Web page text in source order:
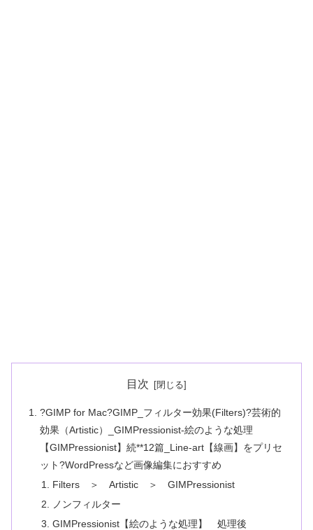
目次
?GIMP for Mac?GIMP_フィルター効果(Filters)?芸術的
効果（Artistic）_GIMPressionist-絵のような処理
【GIMPressionist】続**12篇_Line-art【線画】をプリセ
ット?WordPressなど画像編集におすすめ
Filters ＞ Artistic ＞ GIMPressionist
ノンフィルター
GIMPressionist【絵のような処理】 処理後